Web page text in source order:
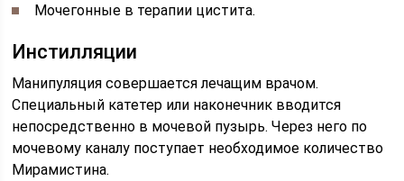
Мочегонные в терапии цистита.
Инстилляции
Манипуляция совершается лечащим врачом.
Специальный катетер или наконечник вводится
непосредственно в мочевой пузырь. Через него по
мочевому каналу поступает необходимое количество
Мирамистина.